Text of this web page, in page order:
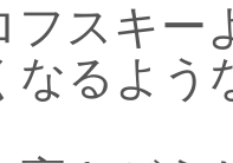
フスキー
なるよう